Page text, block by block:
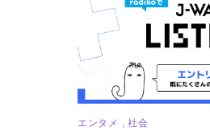
エンタメ , 社会